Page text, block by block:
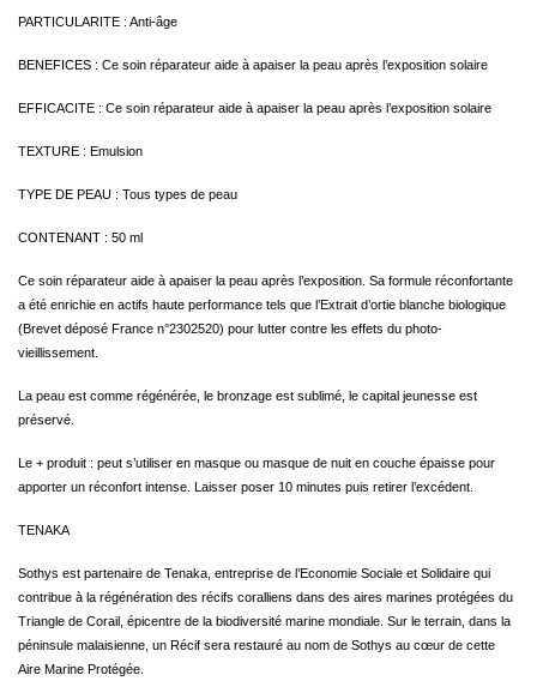
PARTICULARITE : Anti-âge
BENEFICES : Ce soin réparateur aide à apaiser la peau après l’exposition solaire
EFFICACITE : Ce soin réparateur aide à apaiser la peau après l’exposition solaire
TEXTURE : Emulsion
TYPE DE PEAU : Tous types de peau
CONTENANT : 50 ml
Ce soin réparateur aide à apaiser la peau après l’exposition. Sa formule réconfortante
a été enrichie en actifs haute performance tels que l’Extrait d’ortie blanche biologique
(Brevet déposé France n°2302520) pour lutter contre les effets du photo-
vieillissement.
La peau est comme régénérée, le bronzage est sublimé, le capital jeunesse est
préservé.
Le + produit : peut s’utiliser en masque ou masque de nuit en couche épaisse pour
apporter un réconfort intense. Laisser poser 10 minutes puis retirer l’excédent.
TENAKA
Sothys est partenaire de Tenaka, entreprise de l’Economie Sociale et Solidaire qui
contribue à la régénération des récifs coralliens dans des aires marines protégées du
Triangle de Corail, épicentre de la biodiversité marine mondiale. Sur le terrain, dans la
péninsule malaisienne, un Récif sera restauré au nom de Sothys au cœur de cette
Aire Marine Protégée.